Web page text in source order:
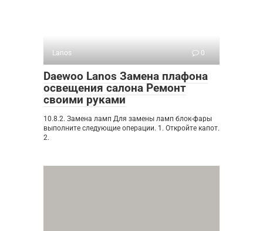
Lanos 0
Daewoo Lanos Замена плафона
освещения салона Ремонт
своими руками
10.8.2. Замена ламп Для замены ламп блок-фары
выполните следующие операции. 1. Откройте капот.
2.